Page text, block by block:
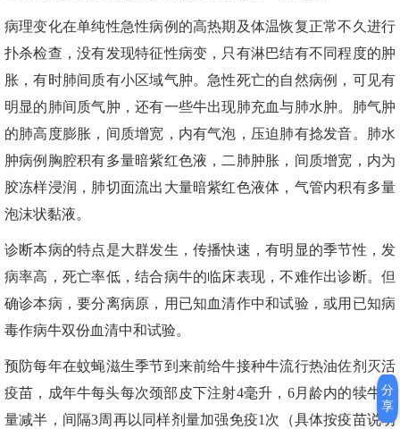
病理变化在单纯性急性病例的高热期及体温恢复正常不久进行
扑杀检查，没有发现特征性病变，只有淋巴结有不同程度的肿
胀，有时肺间质有小区域气肿。急性死亡的自然病例，可见有
明显的肺间质气肿，还有一些牛出现肺充血与肺水肿。肺气肿
的肺高度膨胀，间质增宽，内有气泡，压迫肺有捻发音。肺水
肿病例胸腔积有多量暗紫红色液，二肺肿胀，间质增宽，内为
胶冻样浸润，肺切面流出大量暗紫红色液体，气管内积有多量
泡沫状黏液。
诊断本病的特点是大群发生，传播快速，有明显的季节性，发
病率高，死亡率低，结合病牛的临床表现，不难作出诊断。但
确诊本病，要分离病原，用已知血清作中和试验，或用已知病
毒作病牛双份血清中和试验。
预防每年在蚊蝇滋生季节到来前给牛接种牛流行热油佐剂灭活
疫苗，成年牛每头每次颈部皮下注射4毫升，6月龄内的犊牛剂
量减半，间隔3周再以同样剂量加强免疫1次（具体按疫苗说明
分
享